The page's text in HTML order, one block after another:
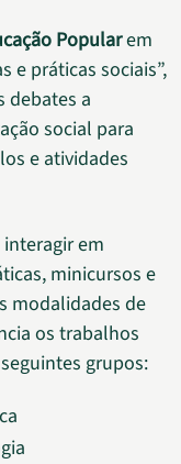
Popularem
e práticas sociais”,
debates a
social para
e atividades
em
minicursos e
modalidades de
os trabalhos
grupos: